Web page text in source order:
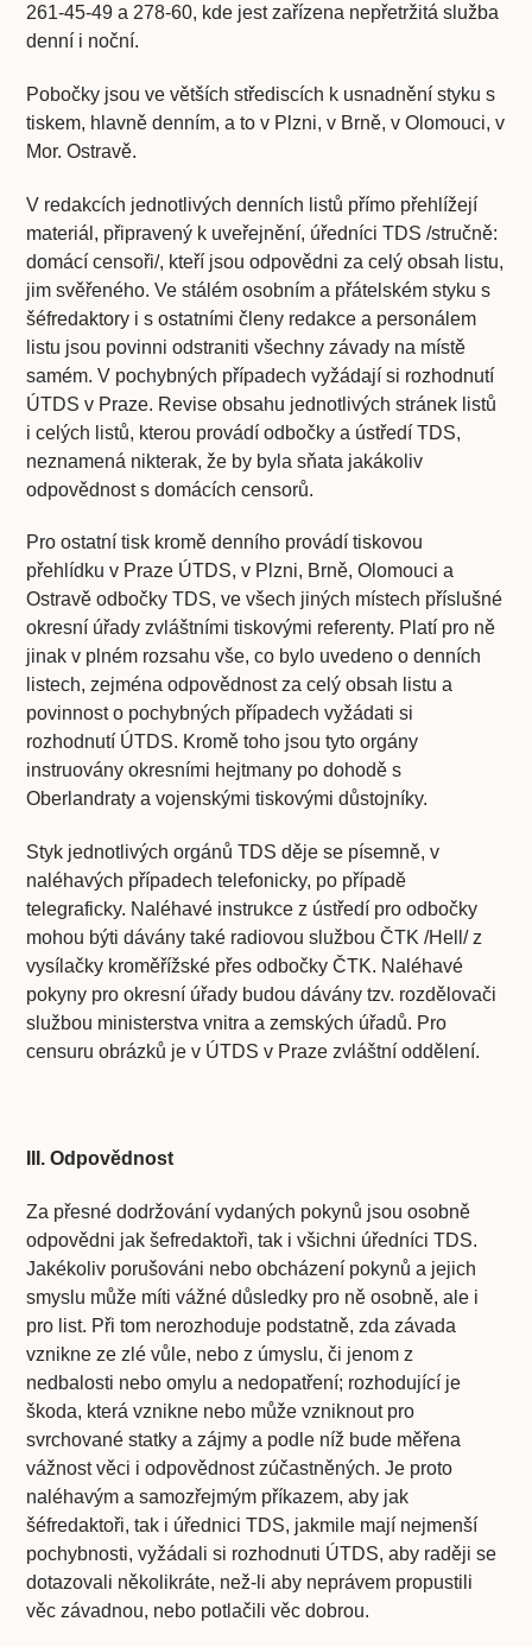
261-45-49 a 278-60, kde jest zařízena nepřetržitá služba
denní i noční.
Pobočky jsou ve větších střediscích k usnadnění styku s
tiskem, hlavně denním, a to v Plzni, v Brně, v Olomouci, v
Mor. Ostravě.
V redakcích jednotlivých denních listů přímo přehlížejí
materiál, připravený k uveřejnění, úředníci TDS /stručně:
domácí censoři/, kteří jsou odpovědni za celý obsah listu,
jim svěřeného. Ve stálém osobním a přátelském styku s
šéfredaktory i s ostatními členy redakce a personálem
listu jsou povinni odstraniti všechny závady na místě
samém. V pochybných případech vyžádají si rozhodnutí
ÚTDS v Praze. Revise obsahu jednotlivých stránek listů
i celých listů, kterou provádí odbočky a ústředí TDS,
neznamená nikterak, že by byla sňata jakákoliv
odpovědnost s domácích censorů.
Pro ostatní tisk kromě denního provádí tiskovou
přehlídku v Praze ÚTDS, v Plzni, Brně, Olomouci a
Ostravě odbočky TDS, ve všech jiných místech příslušné
okresní úřady zvláštními tiskovými referenty. Platí pro ně
jinak v plném rozsahu vše, co bylo uvedeno o denních
listech, zejména odpovědnost za celý obsah listu a
povinnost o pochybných případech vyžádati si
rozhodnutí ÚTDS. Kromě toho jsou tyto orgány
instruovány okresními hejtmany po dohodě s
Oberlandraty a vojenskými tiskovými důstojníky.
Styk jednotlivých orgánů TDS děje se písemně, v
naléhavých případech telefonicky, po případě
telegraficky. Naléhavé instrukce z ústředí pro odbočky
mohou býti dávány také radiovou službou ČTK /Hell/ z
vysílačky kroměřížské přes odbočky ČTK. Naléhavé
pokyny pro okresní úřady budou dávány tzv. rozdělovači
službou ministerstva vnitra a zemských úřadů. Pro
censuru obrázků je v ÚTDS v Praze zvláštní oddělení.
III. Odpovědnost
Za přesné dodržování vydaných pokynů jsou osobně
odpovědni jak šefredaktoři, tak i všichni úředníci TDS.
Jakékoliv porušováni nebo obcházení pokynů a jejich
smyslu může míti vážné důsledky pro ně osobně, ale i
pro list. Při tom nerozhoduje podstatně, zda závada
vznikne ze zlé vůle, nebo z úmyslu, či jenom z
nedbalosti nebo omylu a nedopatření; rozhodující je
škoda, která vznikne nebo může vzniknout pro
svrchované statky a zájmy a podle níž bude měřena
vážnost věci i odpovědnost zúčastněných. Je proto
naléhavým a samozřejmým příkazem, aby jak
šéfredaktoři, tak i úřednici TDS, jakmile mají nejmenší
pochybnosti, vyžádali si rozhodnuti ÚTDS, aby raději se
dotazovali několikráte, než-li aby neprávem propustili
věc závadnou, nebo potlačili věc dobrou.